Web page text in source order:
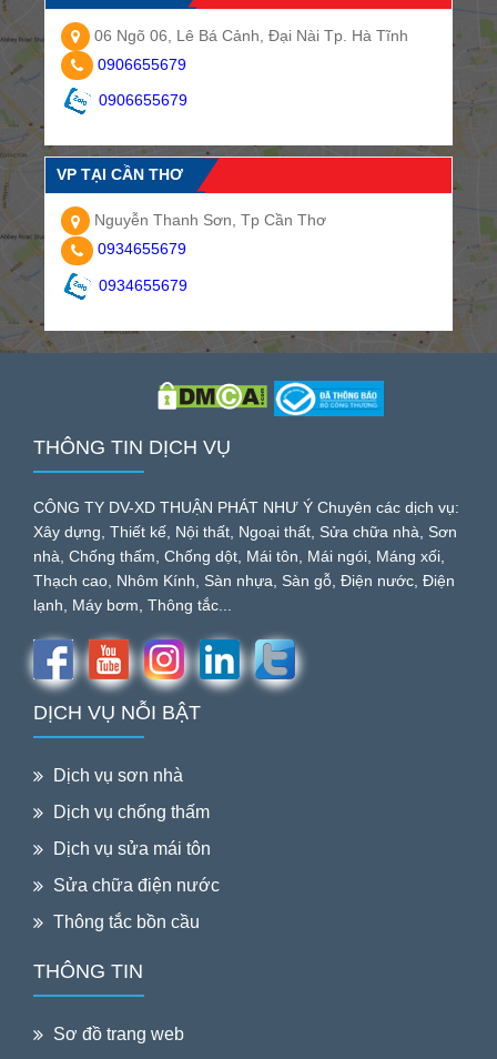
06 Ngõ 06, Lê Bá Cảnh, Đại Nài Tp. Hà Tĩnh
0906655679
0906655679
VP TẠI CẦN THƠ
Nguyễn Thanh Sơn, Tp Cần Thơ
0934655679
0934655679
THÔNG TIN DỊCH VỤ
CÔNG TY DV-XD THUẬN PHÁT NHƯ Ý Chuyên các dịch vụ:
Xây dựng, Thiết kế, Nội thất, Ngoại thất, Sửa chữa nhà, Sơn
nhà, Chống thấm, Chống dột, Mái tôn, Mái ngói, Máng xối,
Thạch cao, Nhôm Kính, Sàn nhựa, Sàn gỗ, Điện nước, Điện
lạnh, Máy bơm, Thông tắc...
DỊCH VỤ NỖI BẬT
Dịch vụ sơn nhà
Dịch vụ chống thấm
Dịch vụ sửa mái tôn
Sửa chữa điện nước
Thông tắc bồn cầu
THÔNG TIN
Sơ đồ trang web